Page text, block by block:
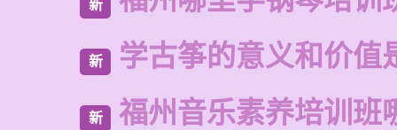
新
新 学古筝的意义和价值
新 福州音乐素养培训班